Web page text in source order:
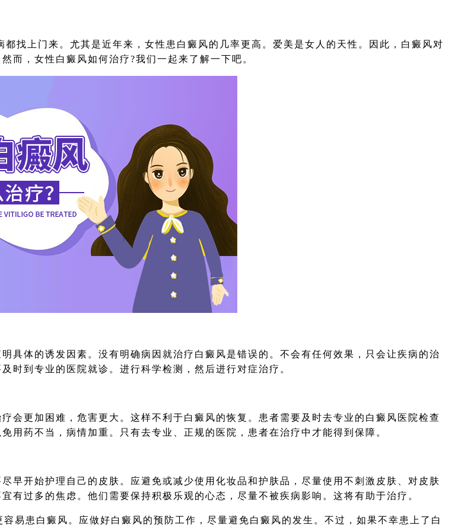
上门来。尤其是近年来，女性患白癜风的几率更高。爱美是女人的天性。因此，白癜风对
而，女性白癜风如何治疗?我们一起来了解一下吧。
体的诱发因素。没有明确病因就治疗白癜风是错误的。不会有任何效果，只会让疾病的治
时到专业的医院就诊。进行科学检测，然后进行对症治疗。
更加困难，危害更大。这样不利于白癜风的恢复。患者需要及时去专业的白癜风医院检查
用药不当，病情加重。只有去专业、正规的医院，患者在治疗中才能得到保障。
开始护理自己的皮肤。应避免或减少使用化妆品和护肤品，尽量使用不刺激皮肤、对皮肤
有过多的焦虑。他们需要保持积极乐观的心态，尽量不被疾病影响。这将有助于治疗。
容易患白癜风。应做好白癜风的预防工作，尽量避免白癜风的发生。不过，如果不幸患上了白